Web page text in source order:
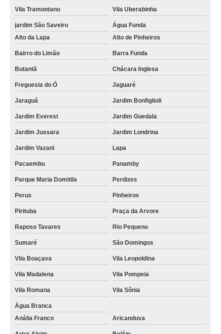
Vila Tramontano Vila Uberabinha
jardim São Saveiro
Água Funda
Alto da Lapa
Alto de Pinheiros
Bairro do Limão Barra Funda
Butantã Chácara Inglesa
Freguesia do Ó Jaguaré
Jaraguá Jardim Bonfiglioli
Jardim Everest Jardim Guedala
Jardim Jussara Jardim Londrina
Jardim Vazani Lapa
Pacaembu Panamby
Parque Maria Domitila Perdizes
Perus Pinheiros
Pirituba Praça da Arvore
Raposo Tavares Rio Pequeno
Sumaré São Domingos
Vila Boaçava Vila Leopoldina
Vila Madalena Vila Pompeia
Vila Romana Vila Sônia
Água Branca
Anália Franco
Aricanduva